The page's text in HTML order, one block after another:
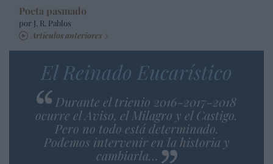
Poeta pasmado
por J. R. Pablos
Artículos anteriores
El Reinado Eucarístico
Durante el trienio 2016-2017-2018
ocurre el Aviso, el Milagro y el Castigo.
Pero no todo está determinado.
Podemos intervenir en la historia y
cambiarla…